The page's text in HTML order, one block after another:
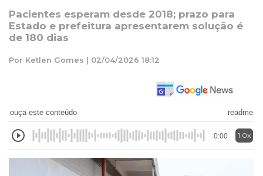
Pacientes esperam desde 2018; prazo para
Estado e prefeitura apresentarem solução é
de 180 dias
Por Ketlen Gomes | 02/04/2026 18:12
ouça este conteúdo readme
0:00 1.0x